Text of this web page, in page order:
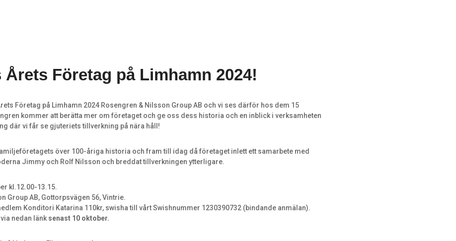
Årets Företag på Limhamn 2024!
Företag på Limhamn 2024 Rosengren & Nilsson Group AB och vi ses därför hos dem 15
kommer att berätta mer om företaget och ge oss dess historia och en inblick i verksamheten
där vi får se gjuteriets tillverkning på nära håll!
över 100-åriga historia och fram till idag då företaget inlett ett samarbete med
Jimmy och Rolf Nilsson och breddat tillverkningen ytterligare.
kl.12.00-13.15.
Group AB, Gottorpsvägen 56, Vintrie.
Konditori Katarina 110kr, swisha till vårt Swishnummer 1230390732 (bindande anmälan).
nedan länk senast 10 oktober.